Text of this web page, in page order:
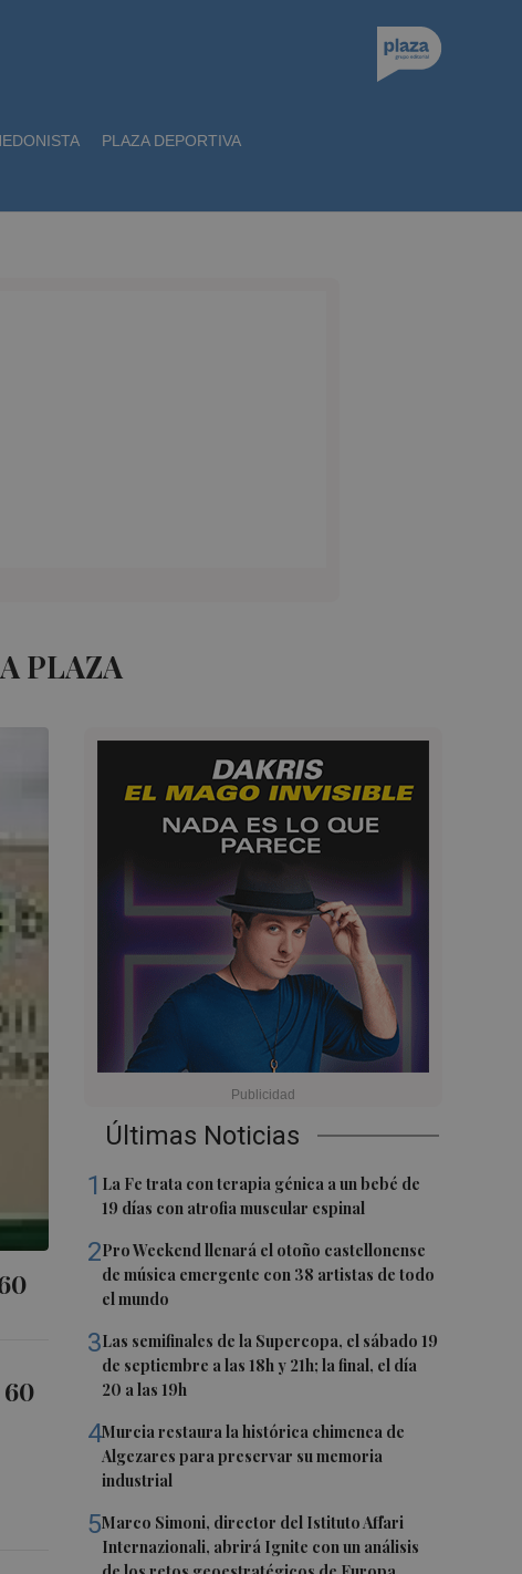
PLAZA DEPORTIVA
PLAZA
Últimas Noticias
1 La Fe trata con terapia génica a un bebé de
19 días con atrofia muscular espinal
2Pro Weekend llenará el otoño castellonense
de música emergente con 38 artistas de todo
el mundo
3Las semifinales de la Supercopa, el sábado 19
de septiembre a las 18h y 21h; la final, el día
20 a las 19h
4Murcia restaura la histórica chimenea de
Algezares para preservar su memoria
industrial
5Marco Simoni, director del Istituto Affari
Internazionali, abrirá Ignite con un análisis